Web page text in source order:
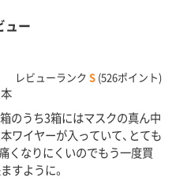
ュー
レビューランク S (526ポイント)
のうち3箱にはマスクの真ん中
ワイヤーが入っていて、とても
くなりにくいのでもう一度買
すように。